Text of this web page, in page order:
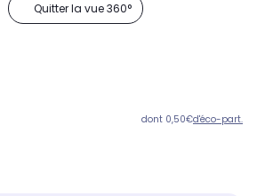
Quitter la vue 360°
dont 0,50€d'éco-part.